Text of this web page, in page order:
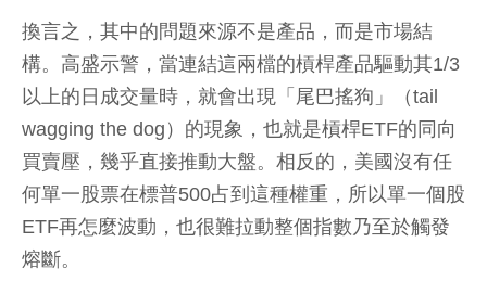
換言之，其中的問題來源不是產品，而是市場結
構。高盛示警，當連結這兩檔的槓桿產品驅動其1/3
以上的日成交量時，就會出現「尾巴搖狗」（tail
wagging the dog）的現象，也就是槓桿ETF的同向
買賣壓，幾乎直接推動大盤。相反的，美國沒有任
何單一股票在標普500占到這種權重，所以單一個股
ETF再怎麼波動，也很難拉動整個指數乃至於觸發
熔斷。